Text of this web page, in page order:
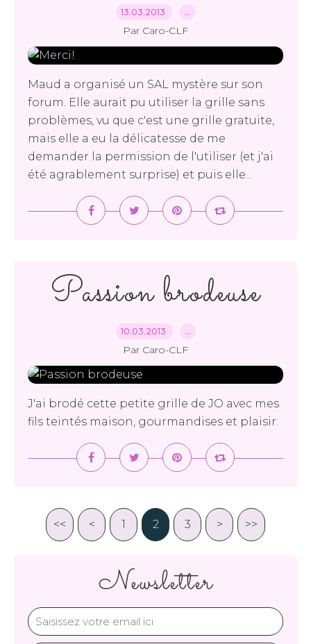
13.03.2013 …
Par Caro-CLF
Maud a organisé un SAL mystère sur son
forum. Elle aurait pu utiliser la grille sans
problèmes, vu que c'est une grille gratuite,
mais elle a eu la délicatesse de me
demander la permission de l'utiliser (et j'ai
été agrablement surprise) et puis elle...
Passion brodeuse
10.03.2013 …
Par Caro-CLF
J'ai brodé cette petite grille de JO avec mes
fils teintés maison, gourmandises et plaisir:
<< < 1 2 3 > >>
Newsletter